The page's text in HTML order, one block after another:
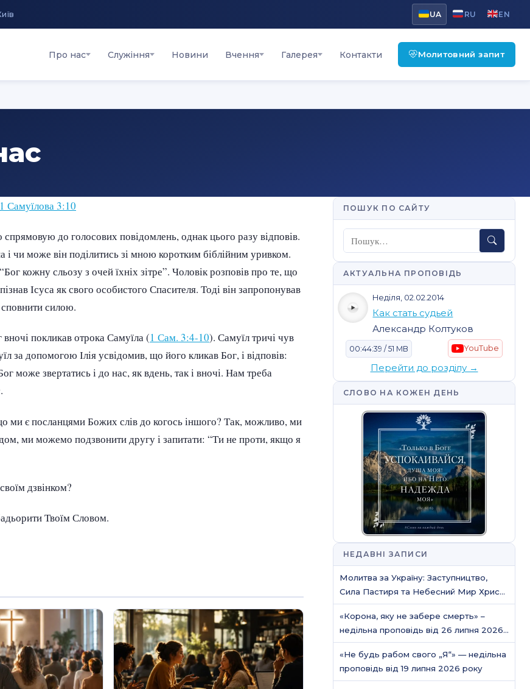
UA RU EN
Про нас Служіння Новини Вчення Галерея Контакти Молитовний запит
1 Самуїлова 3:10
до голосових повідомлень, однак цього разу відповів.
і чи може він поділитись зі мною коротким біблійним уривком.
кожну сльозу з очей їхніх зітре”. Чоловік розповів про те, що
Ісуса як свого особистого Спасителя. Тоді він запропонував
силою.
покликав отрока Самуїла (1 Сам. 3:4-10). Самуїл тричі чув
допомогою Ілія усвідомив, що його кликав Бог, і відповів:
може звертатись і до нас, як вдень, так і вночі. Нам треба
ми є посланцями Божих слів до когось іншого? Так, можливо, ми
ми можемо подзвонити другу і запитати: “Ти не проти, якщо я
дзвінком?
Твоїм Словом.
ПОШУК ПО САЙТУ
Пошук
АКТУАЛЬНА ПРОПОВІДЬ
Неділя, 02.02.2014
Как стать судьей
Александр Колтуков
00:44:39 / 51 MB YouTube
Перейти до розділу →
СЛОВО НА КОЖЕН ДЕНЬ
НЕДАВНІ ЗАПИСИ
Молитва за Україну: Заступництво,
Сила Пастиря та Небесний Мир Христа
/ Молитовне служіння
«Корона, яку не забере смерть» –
недільна проповідь від 26 липня 2026
року
«Не будь рабом свого „Я“» — недільна
проповідь від 19 липня 2026 року